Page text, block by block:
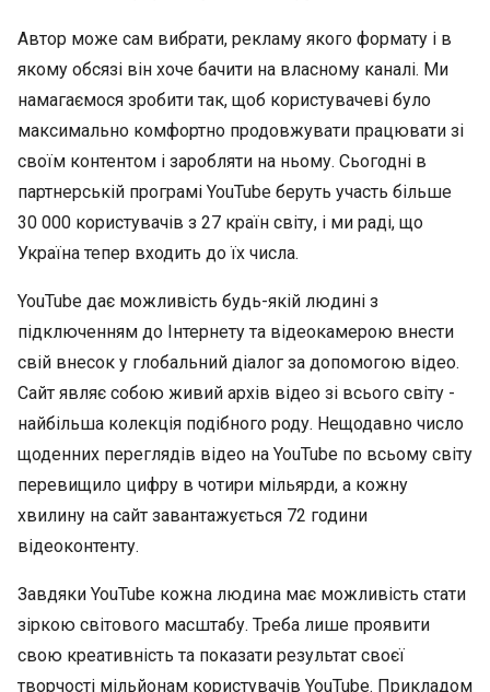
Автор може сам вибрати, рекламу якого формату і в
якому обсязі він хоче бачити на власному каналі. Ми
намагаємося зробити так, щоб користувачеві було
максимально комфортно продовжувати працювати зі
своїм контентом і заробляти на ньому. Сьогодні в
партнерській програмі YouTube беруть участь більше
30 000 користувачів з 27 країн світу, і ми раді, що
Україна тепер входить до їх числа.
YouTube дає можливість будь-якій людині з
підключенням до Інтернету та відеокамерою внести
свій внесок у глобальний діалог за допомогою відео.
Сайт являє собою живий архів відео зі всього світу -
найбільша колекція подібного роду. Нещодавно число
щоденних переглядів відео на YouTube по всьому світу
перевищило цифру в чотири мільярди, а кожну
хвилину на сайт завантажується 72 години
відеоконтенту.
Завдяки YouTube кожна людина має можливість стати
зіркою світового масштабу. Треба лише проявити
свою креативність та показати результат своєї
творчості мільйонам користувачів YouTube. Прикладом